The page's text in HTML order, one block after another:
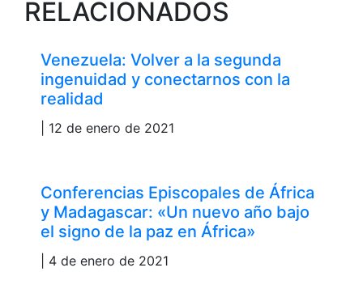
RELACIONADOS
Venezuela: Volver a la segunda
ingenuidad y conectarnos con la
realidad
| 12 de enero de 2021
Conferencias Episcopales de África
y Madagascar: «Un nuevo año bajo
el signo de la paz en África»
| 4 de enero de 2021